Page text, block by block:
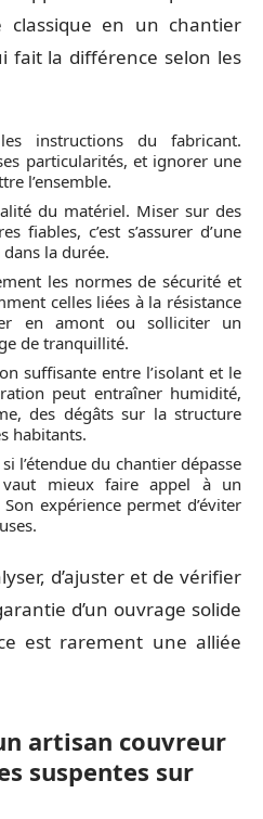
classique en un chantier
fait la différence selon les
instructions du fabricant.
particularités, et ignorer une
l’ensemble.
du matériel. Miser sur des
fiables, c’est s’assurer d’une
la durée.
les normes de sécurité et
celles liées à la résistance
en amont ou solliciter un
de tranquillité.
suffisante entre l’isolant et le
peut entraîner humidité,
des dégâts sur la structure
habitants.
l’étendue du chantier dépasse
vaut mieux faire appel à un
expérience permet d’éviter
d’ajuster et de vérifier
d’un ouvrage solide
est rarement une alliée
artisan couvreur
suspentes sur